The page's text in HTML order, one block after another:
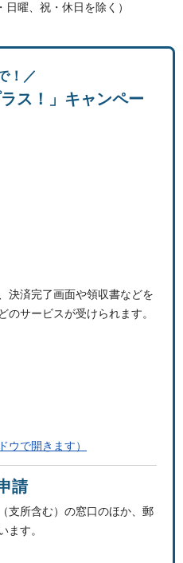
曜、祝・休日を除く）
！／
ス！」キャンペー
決済完了画面や領収書などを
のサービスが受けられます。
ウで開きます）
請
支所含む）の窓口のほか、郵
ます。